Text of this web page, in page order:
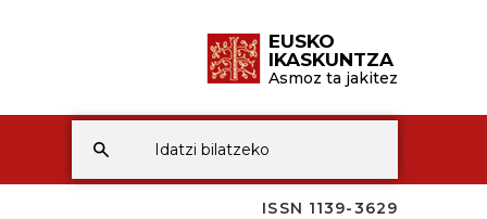
EUSKO
IKASKUNTZA
Asmoz ta jakitez
ISSN 1139-3629